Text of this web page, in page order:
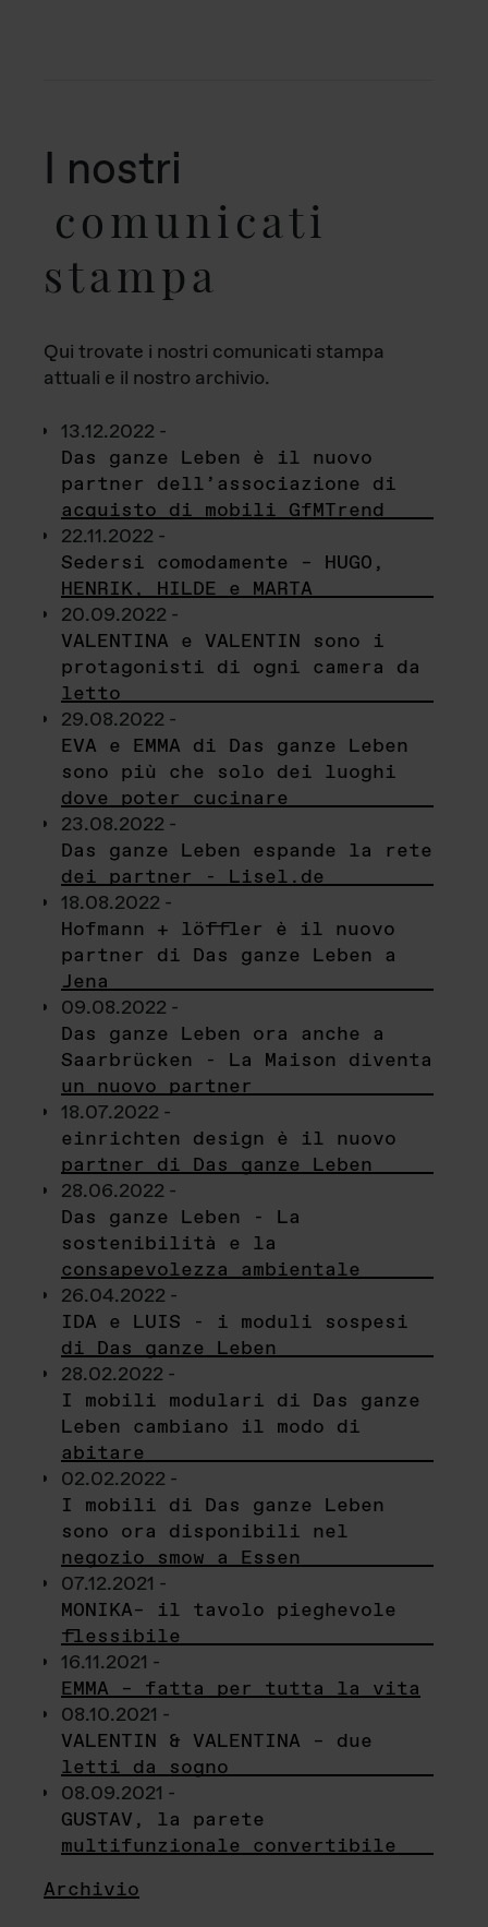
I nostri
comunicati
stampa
Qui trovate i nostri comunicati stampa
attuali e il nostro archivio.
13.12.2022 -
Das ganze Leben è il nuovo
partner dell’associazione di
acquisto di mobili GfMTrend
22.11.2022 -
Sedersi comodamente – HUGO,
HENRIK, HILDE e MARTA
20.09.2022 -
VALENTINA e VALENTIN sono i
protagonisti di ogni camera da
letto
29.08.2022 -
EVA e EMMA di Das ganze Leben
sono più che solo dei luoghi
dove poter cucinare
23.08.2022 -
Das ganze Leben espande la rete
dei partner - Lisel.de
18.08.2022 -
Hofmann + löffler è il nuovo
partner di Das ganze Leben a
Jena
09.08.2022 -
Das ganze Leben ora anche a
Saarbrücken - La Maison diventa
un nuovo partner
18.07.2022 -
einrichten design è il nuovo
partner di Das ganze Leben
28.06.2022 -
Das ganze Leben - La
sostenibilità e la
consapevolezza ambientale
26.04.2022 -
IDA e LUIS - i moduli sospesi
di Das ganze Leben
28.02.2022 -
I mobili modulari di Das ganze
Leben cambiano il modo di
abitare
02.02.2022 -
I mobili di Das ganze Leben
sono ora disponibili nel
negozio smow a Essen
07.12.2021 -
MONIKA– il tavolo pieghevole
flessibile
16.11.2021 -
EMMA – fatta per tutta la vita
08.10.2021 -
VALENTIN & VALENTINA – due
letti da sogno
08.09.2021 -
GUSTAV, la parete
multifunzionale convertibile
Archivio